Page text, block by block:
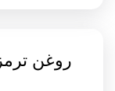
روغن ترمز